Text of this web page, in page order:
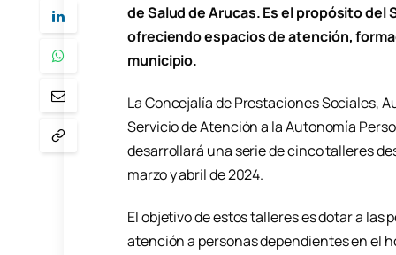
de Salud de Arucas. Es el propósito
ofreciendo espacios de atención,
municipio.
La Concejalía de Prestaciones Sociales,
Servicio de Atención a la Autonomía
desarrollará una serie de cinco talleres
marzo y abril de 2024.
El objetivo de estos talleres es dotar a las
atención a personas dependientes en el